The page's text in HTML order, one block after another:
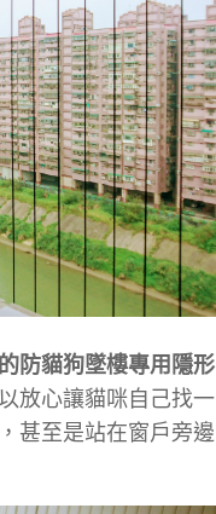
防貓狗墜樓專用隱形
放心讓貓咪自己找一
甚至是站在窗戶旁邊